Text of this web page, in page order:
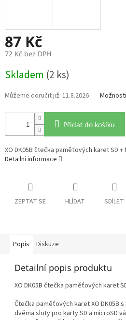
87 Kč
72 Kč bez DPH
cena:
Skladem (2 ks)
11.8.2026
Přidat do košíku
XO DK05B čtečka paměťových karet SD +
Detailní informace
ZEPTAT SE HLÍDAT SDÍLET
Popis Diskuze
Detailní popis produktu
XO DK05B čtečka paměťových karet
Čtečka paměťových karet XO DK05B
dvěma sloty pro karty SD a microSD